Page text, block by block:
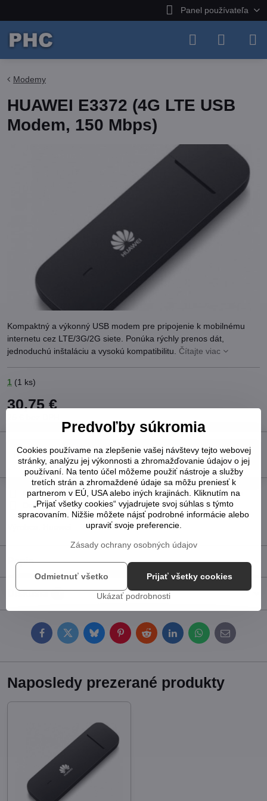
Panel používateľa
Modemy
HUAWEI E3372 (4G LTE USB
Modem, 150 Mbps)
Kompaktný a výkonný USB modem pre pripojenie k mobilnému
internetu cez LTE/3G/2G siete. Ponúka rýchly prenos dát,
jednoduchú inštaláciu a vysokú kompatibilitu. Čítajte viac
1 (1 ks)
30,75 €
Do košíka
Pridať k Obľúbeným Otázka k produktu
Strážny pes
Doručenia
Popis
Diskusia 0
FacebookTwitterBlueskyPinterestRedditLinkedInWhatsApp
E-
mail
Naposledy prezerané produkty
Predvoľby súkromia
Cookies používame na zlepšenie vašej návštevy tejto webovej
stránky, analýzu jej výkonnosti a zhromažďovanie údajov o jej
používaní. Na tento účel môžeme použiť nástroje a služby
tretích strán a zhromaždené údaje sa môžu preniesť k
partnerom v EÚ, USA alebo iných krajinách. Kliknutím na
„Prijať všetky cookies“ vyjadrujete svoj súhlas s týmto
spracovaním. Nižšie môžete nájsť podrobné informácie alebo
upraviť svoje preferencie.
Zásady ochrany osobných údajov
Ukázať podrobnosti
Prijať všetky cookies
Odmietnuť všetko